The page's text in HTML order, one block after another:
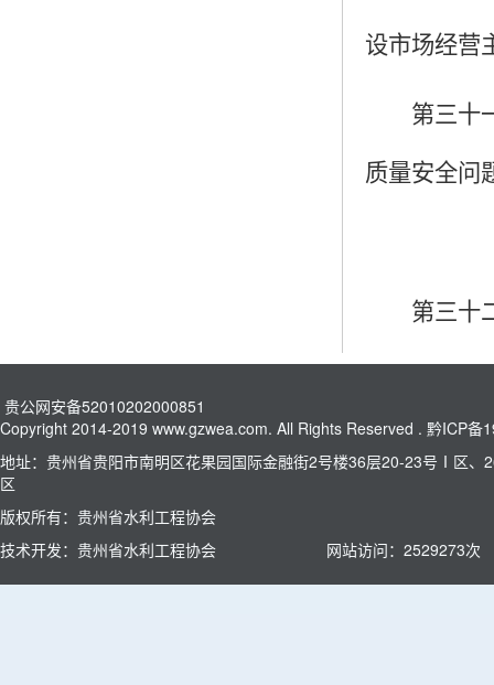
设市场经营
第三十
质量安全问
第三十
贵公网安备52010202000851
Copyright 2014-2019 www.gzwea.com. All Rights Reserved . 黔ICP备
地址：贵州省贵阳市南明区花果园国际金融街2号楼36层20-23号Ⅰ区
区
版权所有：贵州省水利工程协会
技术开发：贵州省水利工程协会
网站访问： 2529273次